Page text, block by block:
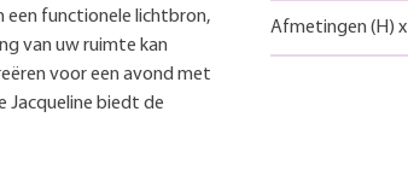
een functionele lichtbron,
van uw ruimte kan
voor een avond met
Jacqueline biedt de
Afmetingen (H) x